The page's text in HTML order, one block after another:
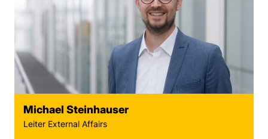
Michael Steinhauser
Leiter External Affairs